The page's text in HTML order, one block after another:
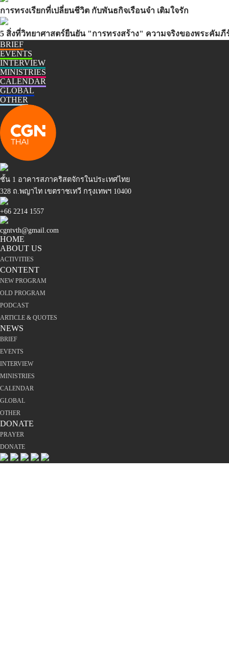
การทรงเรียกที่เปลี่ยนชีวิต กับพันธกิจเรือนจำ เติมใจรัก
5 สิ่งที่วิทยาศาสตร์ยืนยัน "การทรงสร้าง" ความจริงของพระคัม
BRIEF
EVENTS
INTERVIEW
MINISTRIES
CALENDAR
GLOBAL
OTHER
ชั้น 1 อาคารสภาคริสตจักรในประเทศไทย
328 ถ.พญาไท เขตราชเทวี กรุงเทพฯ 10400
+66 2214 1557
cgntvth@gmail.com
HOME
ABOUT US
ACTIVITIES
CONTENT
NEW PROGRAM
OLD PROGRAM
PODCAST
ARTICLE & QUOTES
NEWS
BRIEF
EVENTS
INTERVIEW
MINISTRIES
CALENDAR
GLOBAL
OTHER
DONATE
PRAYER
DONATE